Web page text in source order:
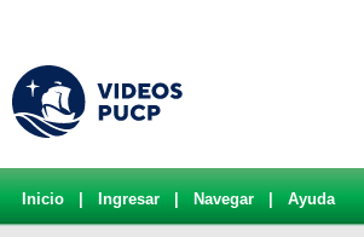
Inicio Ingresar Navegar Ayuda